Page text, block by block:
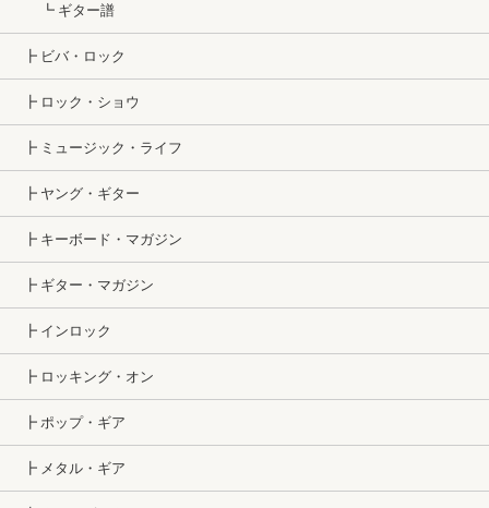
┗ ギター譜
┣ ビバ・ロック
┣ ロック・ショウ
┣ ミュージック・ライフ
┣ ヤング・ギター
┣ キーボード・マガジン
┣ ギター・マガジン
┣ インロック
┣ ロッキング・オン
┣ ポップ・ギア
┣ メタル・ギア